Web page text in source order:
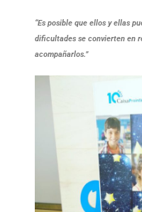
“Es posible que ellos y ellas
dificultades se convierten en
acompañarlos.”